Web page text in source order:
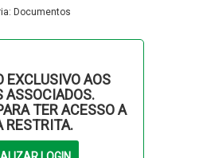
Documentos
EXCLUSIVO AOS
ASSOCIADOS.
TER ACESSO A
RESTRITA.